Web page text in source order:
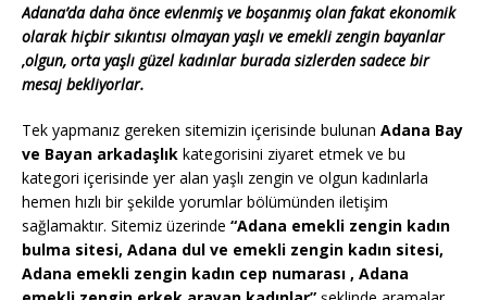
Adana’da daha önce evlenmiş ve boşanmış olan fakat ekonomik
olarak hiçbir sıkıntısı olmayan yaşlı ve emekli zengin bayanlar
,olgun, orta yaşlı güzel kadınlar burada sizlerden sadece bir
mesaj bekliyorlar.
Tek yapmanız gereken sitemizin içerisinde bulunan Adana Bay
ve Bayan arkadaşlık kategorisini ziyaret etmek ve bu
kategori içerisinde yer alan yaşlı zengin ve olgun kadınlarla
hemen hızlı bir şekilde yorumlar bölümünden iletişim
sağlamaktır. Sitemiz üzerinde “Adana emekli zengin kadın
bulma sitesi, Adana dul ve emekli zengin kadın sitesi,
Adana emekli zengin kadın cep numarası , Adana